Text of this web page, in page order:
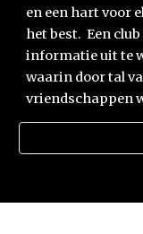
en een hart voor
het best. Een
informatie uit te
waarin door tal
vriendschappen